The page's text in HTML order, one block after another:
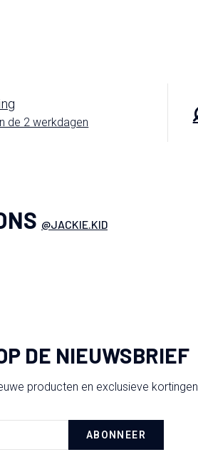
de 2 werkdagen
@JACKIE.KID
DE NIEUWSBRIEF
producten en exclusieve kortingen
ABONNEER